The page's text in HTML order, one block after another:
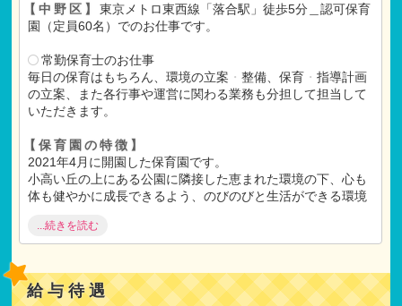
【中野区】 東京メトロ東西線「落合駅」徒歩5分＿認可保育
園（定員60名）でのお仕事です。
常勤保育士のお仕事
毎日の保育はもちろん、環境の立案 ・ 整備、保育・ 指導計画
の立案、また各行事や運営に関わる業務も分担して担当して
いただきます。
【保育園の特徴】
2021年4月に開園した保育園です。
小高い丘の上にある公園に隣接した恵まれた環境の下、心も
体も健やかに成長できるよう、のびのびと生活ができる環境
日常を丁寧に送り大切にすることで、お子様や保護者の皆
様、そして職員が、笑顔で安心して過ごせる場所でありたい
また、地域に根付いた安心スポットとして信頼できる場所で
ありたいと思っています。
...続きを読む
給与待遇